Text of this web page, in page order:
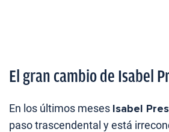
El gran cambio de Isabel
En los últimos meses Isabel
paso trascendental y está